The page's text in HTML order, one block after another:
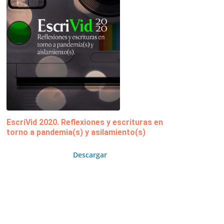
EscriVid 2020. Reflexiones y escrituras en
torno a pandemia(s) y asilamiento(s)
Descargar